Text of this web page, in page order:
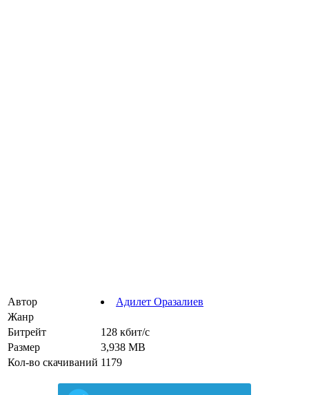
Автор
Адилет Оразалиев
Жанр
Битрейт
128 кбит/с
Размер
3,938 MB
Кол-во скачиваний 1179